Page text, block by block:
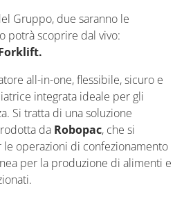
Gruppo, due saranno le
potrà scoprire dal vivo:
all-in-one, flessibile, sicuro e
integrata ideale per gli
Si tratta di una soluzione
da Robopac, che si
le operazioni di confezionamento
per la produzione di alimenti e